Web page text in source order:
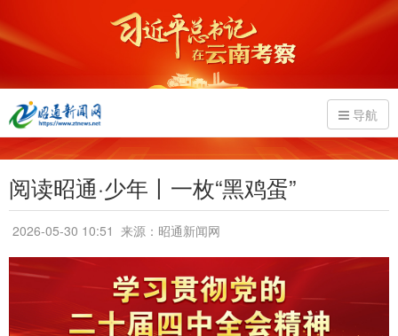
导航
阅读昭通·少年丨一枚“黑鸡蛋”
2026-05-30 10:51 来源：昭通新闻网